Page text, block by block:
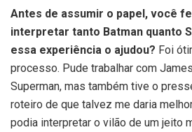
Antes de assumir o papel, você
interpretar tanto Batman quanto
essa experiência o ajudou? Foi
processo. Pude trabalhar com
Superman, mas também tive o
roteiro de que talvez me daria
podia interpretar o vilão de um jeito